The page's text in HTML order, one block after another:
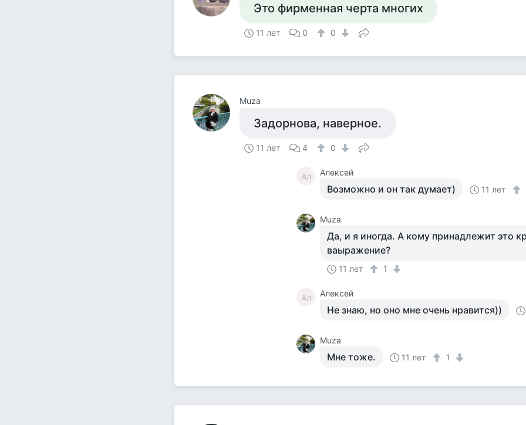
Это фирменная черта многих
11 лет 0 0
Muza
Задорнова, наверное.
11 лет 4 0
Ал Алексей
Возможно и он так думает) 11 лет
Muza
Да, и я иногда. А кому принадлежит это
ваыражение?
11 лет 1
Ал Алексей
Не знаю, но оно мне очень нравится))
Muza
Мне тоже. 11 лет 1